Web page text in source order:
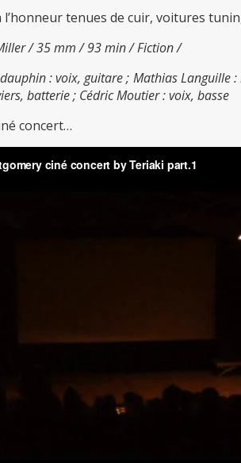
tenues de cuir, voitures
/ 35 mm / 93 min / Fiction /
: voix, guitare ; Mathias Languille
batterie ; Cédric Moutier : voix, basse
concert…